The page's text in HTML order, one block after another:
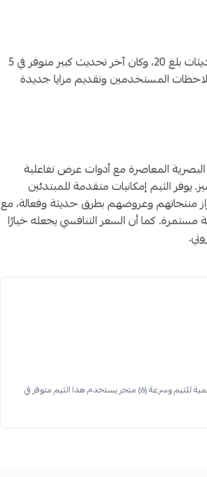
منذ تاريخ إصداره 1 يونيو 2023، حظي ثيم زاهر بعدد مهم من التحديثات بلغ 20، وكان آخر تحديث كبير متوفر في 5
لملاحظات المستخدمين وتقديم مزايا جديدة
المعاصرة مع أدوات عرض تفاعلية
الثيم إمكانيات متقدمة للمبتدئين
منتجاتهم وعروضهم بطرق حديثة وفعالة، مع
كما أن السعر التنافسي يجعله خيارًا
خوارزمية كثيب تحسب معيار سرعة الثيم عن طريق قياس سرعة متجر المعاينة الرسمية للثيم وسرعة (6) متجر يستخدم هذا الثيم متوفر في